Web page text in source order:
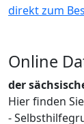
direkt zum
Online
der
Hier finden
-